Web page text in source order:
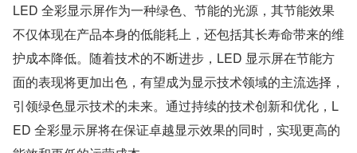
LED 全彩显示屏作为一种绿色、节能的光源，其节能效果
不仅体现在产品本身的低能耗上，还包括其长寿命带来的维
护成本降低。随着技术的不断进步，LED 显示屏在节能方
面的表现将更加出色，有望成为显示技术领域的主流选择，
引领绿色显示技术的未来。通过持续的技术创新和优化，L
ED 全彩显示屏将在保证卓越显示效果的同时，实现更高的